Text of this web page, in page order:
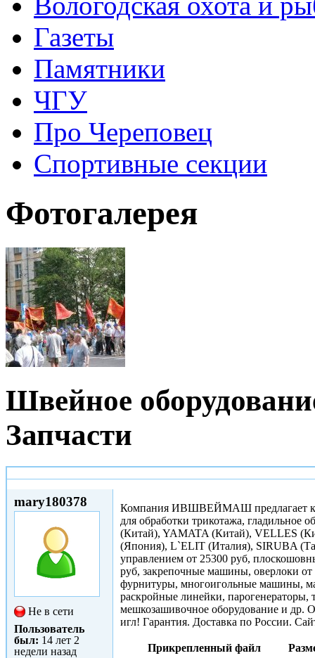
Газеты
Памятники
ЧГУ
Про Череповец
Спортивные секции
Фотогалерея
Швейное
Запчасти
mary180378
Не в сети
Пользователь
был: 14 лет 2
недели назад
Компания ИВШВЕЙМАШ предлагает
для обработки трикотажа, гладильное
(Китай), YAMATA (Китай), VELLES
(Япония), L`ELIT (Италия), SIRUBA
управлением от 25300 руб,
руб, закрепочные машины, оверлоки от
фурнитуры, многоигольные машины,
раскройные линейки, парогенераторы,
мешкозашивочное оборудование и др.
игл! Гарантия. Доставка по России.
Прикрепленный файл